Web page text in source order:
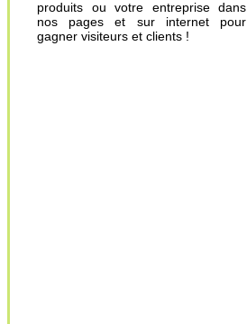
produits ou votre entreprise dans
nos pages et sur internet pour
gagner visiteurs et clients !